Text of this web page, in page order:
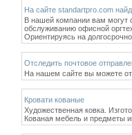
На сайте standartpro.com
В нашей компании вам могут
обслуживанию офисной
Ориентируясь на
Отследить почтовое
На нашем сайте вы можете
Кровати кованые
Художественная ковка.
Кованая мебель и предметы